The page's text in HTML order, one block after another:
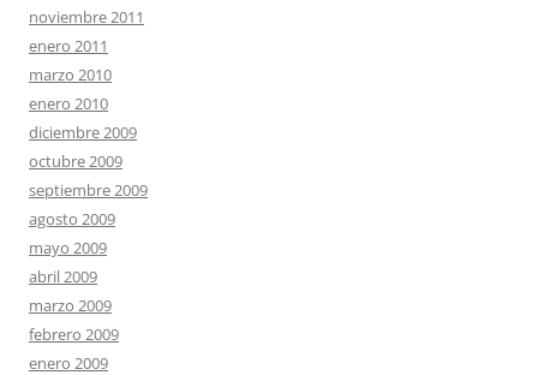
noviembre 2011
enero 2011
marzo 2010
enero 2010
diciembre 2009
octubre 2009
septiembre 2009
agosto 2009
mayo 2009
abril 2009
marzo 2009
febrero 2009
enero 2009